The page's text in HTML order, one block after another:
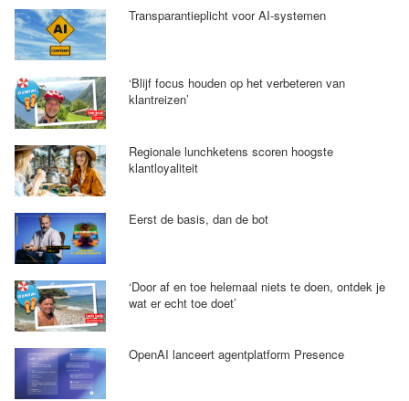
Transparantieplicht voor AI-systemen
‘Blijf focus houden op het verbeteren van
klantreizen’
Regionale lunchketens scoren hoogste
klantloyaliteit
Eerst de basis, dan de bot
‘Door af en toe helemaal niets te doen, ontdek je
wat er echt toe doet’
OpenAI lanceert agentplatform Presence